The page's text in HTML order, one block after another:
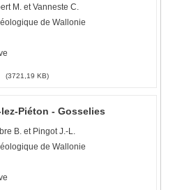
M. et Vanneste C.
de Wallonie
(3721,19 KB)
Piéton - Gosselies
B. et Pingot J.-L.
de Wallonie